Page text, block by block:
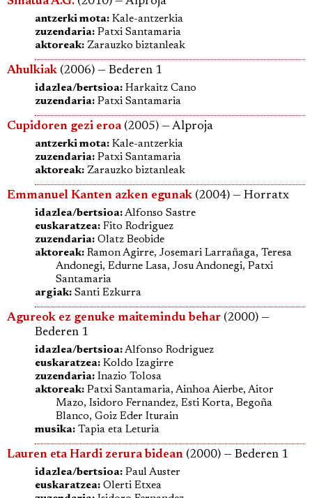
antzerki mota: Kale-antzerkia
zuzendaria: Patxi Santamaria
aktoreak: Zarauzko biztanleak
Ahulkiak (2006) — Bederen 1
idazlea/bertsioa: Harkaitz Cano
zuzendaria: Patxi Santamaria
Cupidoren gezi eroa(2005) — Alproja
antzerki mota: Kale-antzerkia
zuzendaria: Patxi Santamaria
aktoreak: Zarauzko biztanleak
Emmanuel Kanten azken egunak (2004) — Horratx
idazlea/bertsioa:Alfonso Sastre
euskaratzea: Fito Rodriguez
zuzendaria: Olatz Beobide
aktoreak: Ramon Agirre, Josemari Larrañaga, Teresa
Andonegi, Edurne Lasa, Josu Andonegi, Patxi
Santamaria
argiak: Santi Ezkurra
Agureok ez genuke maitemindu behar (2000) —
Bederen 1
idazlea/bertsioa:Alfonso Rodriguez
euskaratzea: Koldo Izagirre
zuzendaria: Inazio Tolosa
aktoreak: Patxi Santamaria, Ainhoa Aierbe, Aitor
Mazo, Isidoro Fernandez, Esti Korta, Begoña
Blanco, Goiz Eder Iturain
musika: Tapia eta Leturia
Lauren eta Hardi zerura bidean (2000) — Bederen 1
idazlea/bertsioa: Paul Auster
euskaratzea: Olerti Etxea